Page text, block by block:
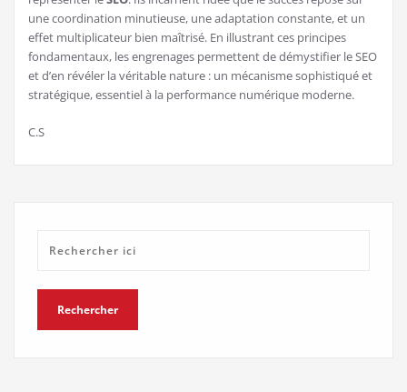
une coordination minutieuse, une adaptation constante, et un
effet multiplicateur bien maîtrisé. En illustrant ces principes
fondamentaux, les engrenages permettent de démystifier le SEO
et d’en révéler la véritable nature : un mécanisme sophistiqué et
stratégique, essentiel à la performance numérique moderne.
C.S